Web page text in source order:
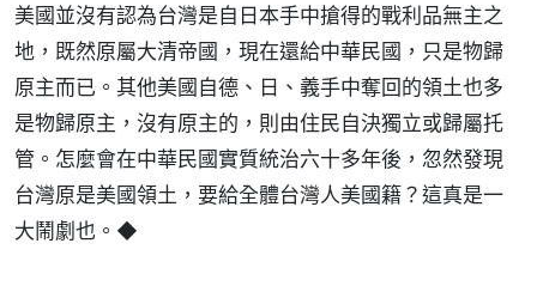
美國並沒有認為台灣是自日本手中搶得的戰利品無主之
地，既然原屬大清帝國，現在還給中華民國，只是物歸
原主而已。其他美國自德、日、義手中奪回的領土也多
是物歸原主，沒有原主的，則由住民自決獨立或歸屬托
管。怎麼會在中華民國實質統治六十多年後，忽然發現
台灣原是美國領土，要給全體台灣人美國籍？這真是一
大鬧劇也。◆